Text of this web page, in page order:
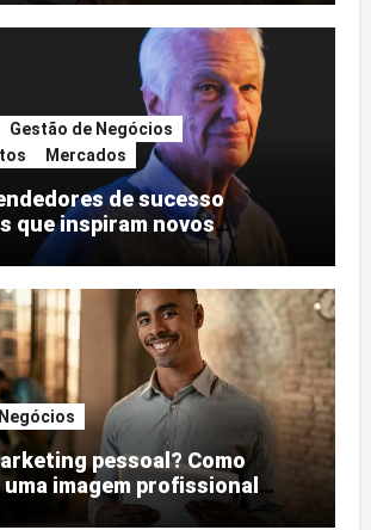
Gestão de Negócios
Mercados
de sucesso
que inspiram novos
pessoal? Como
imagem profissional